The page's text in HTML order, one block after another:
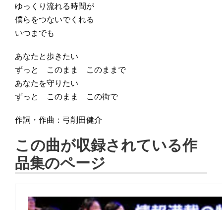
ゆっくり流れる時間が
僕らをつないでくれる
いつまでも
あなたと歩きたい
ずっと このまま このままで
あなたを守りたい
ずっと このまま この街で
作詞・作曲：弓削田健介
この曲が収録されている作
品集のページ